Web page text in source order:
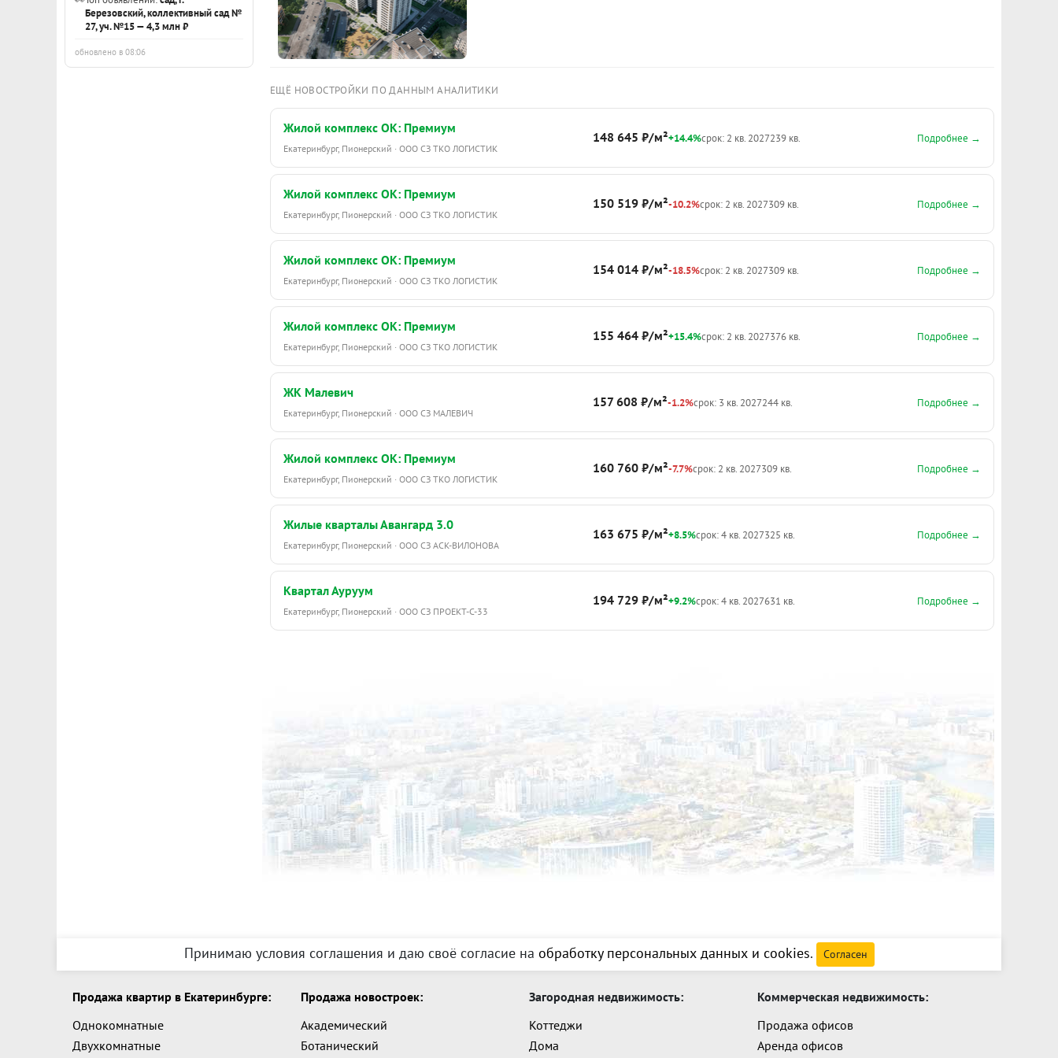
Березовский, коллективный сад №
27, уч. №15 — 4,3 млн ₽
обновлено в 08:06
ЕЩЁ НОВОСТРОЙКИ ПО ДАННЫМ АНАЛИТИКИ
Жилой комплекс ОК: Премиум
Екатеринбург, Пионерский · ООО СЗ ТКО ЛОГИСТИК
148 645 ₽/м²+14.4%срок: 2 кв. 2027239 кв. Подробнее →
Жилой комплекс ОК: Премиум
Екатеринбург, Пионерский · ООО СЗ ТКО ЛОГИСТИК
150 519 ₽/м²-10.2%срок: 2 кв. 2027309 кв. Подробнее →
Жилой комплекс ОК: Премиум
Екатеринбург, Пионерский · ООО СЗ ТКО ЛОГИСТИК
154 014 ₽/м²-18.5%срок: 2 кв. 2027309 кв. Подробнее →
Жилой комплекс ОК: Премиум
Екатеринбург, Пионерский · ООО СЗ ТКО ЛОГИСТИК
155 464 ₽/м²+15.4%срок: 2 кв. 2027376 кв. Подробнее →
ЖК Малевич
Екатеринбург, Пионерский · ООО СЗ МАЛЕВИЧ
157 608 ₽/м²-1.2%срок: 3 кв. 2027244 кв. Подробнее →
Жилой комплекс ОК: Премиум
Екатеринбург, Пионерский · ООО СЗ ТКО ЛОГИСТИК
160 760 ₽/м²-7.7%срок: 2 кв. 2027309 кв. Подробнее →
Жилые кварталы Авангард 3.0
Екатеринбург, Пионерский · ООО СЗ АСК-ВИЛОНОВА
163 675 ₽/м²+8.5%срок: 4 кв. 2027325 кв. Подробнее →
Квартал Ауруум
Екатеринбург, Пионерский · ООО СЗ ПРОЕКТ-С-33
194 729 ₽/м²+9.2%срок: 4 кв. 2027631 кв. Подробнее →
Принимаю условия соглашения и даю своё согласие на обработку персональных данных и cookies. Согласен
Продажа квартир в Екатеринбурге:
Однокомнатные
Двухкомнатные
Продажа новостроек:
Академический
Ботанический
Загородная недвижимость:
Коттеджи
Дома
Коммерческая недвижимость:
Продажа офисов
Аренда офисов